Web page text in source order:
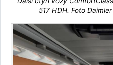
517 HDH. Foto